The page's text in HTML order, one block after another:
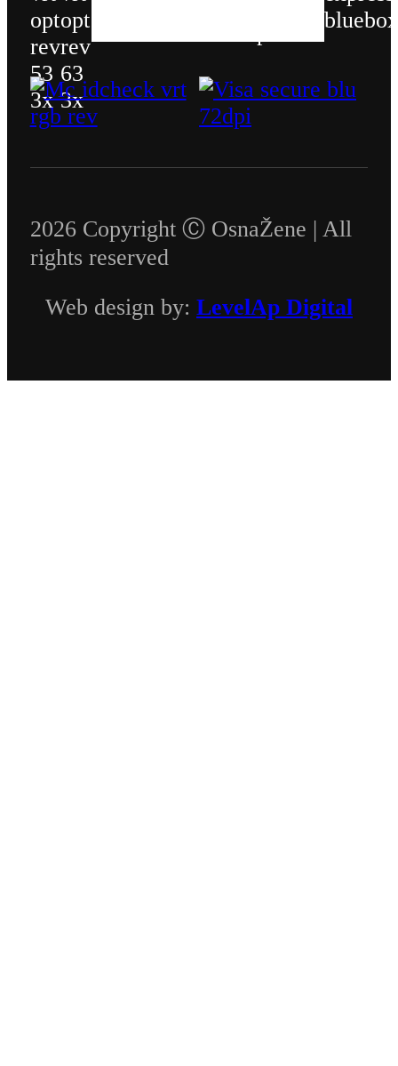
2026 Copyright Ⓒ OsnaŽene | All
rights reserved
Web design by: LevelAp Digital